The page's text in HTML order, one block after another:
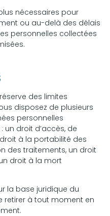
nécessaires pour
ou au-delà des délais
personnelles collectées
des limites
disposez de plusieurs
personnelles
un droit d’accès, de
à la portabilité des
des traitements, un droit
droit à la mort
la base juridique du
retirer à tout moment en